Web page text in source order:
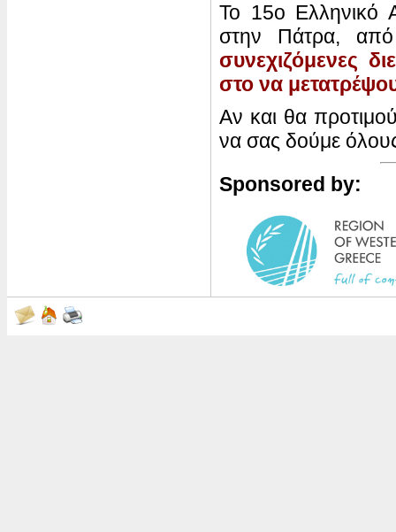
Το 15ο Ελληνικό
στην Πάτρα,
συνεχιζόμενες
στο να
Αν και θα
να σας δούμε
Sponsored by: